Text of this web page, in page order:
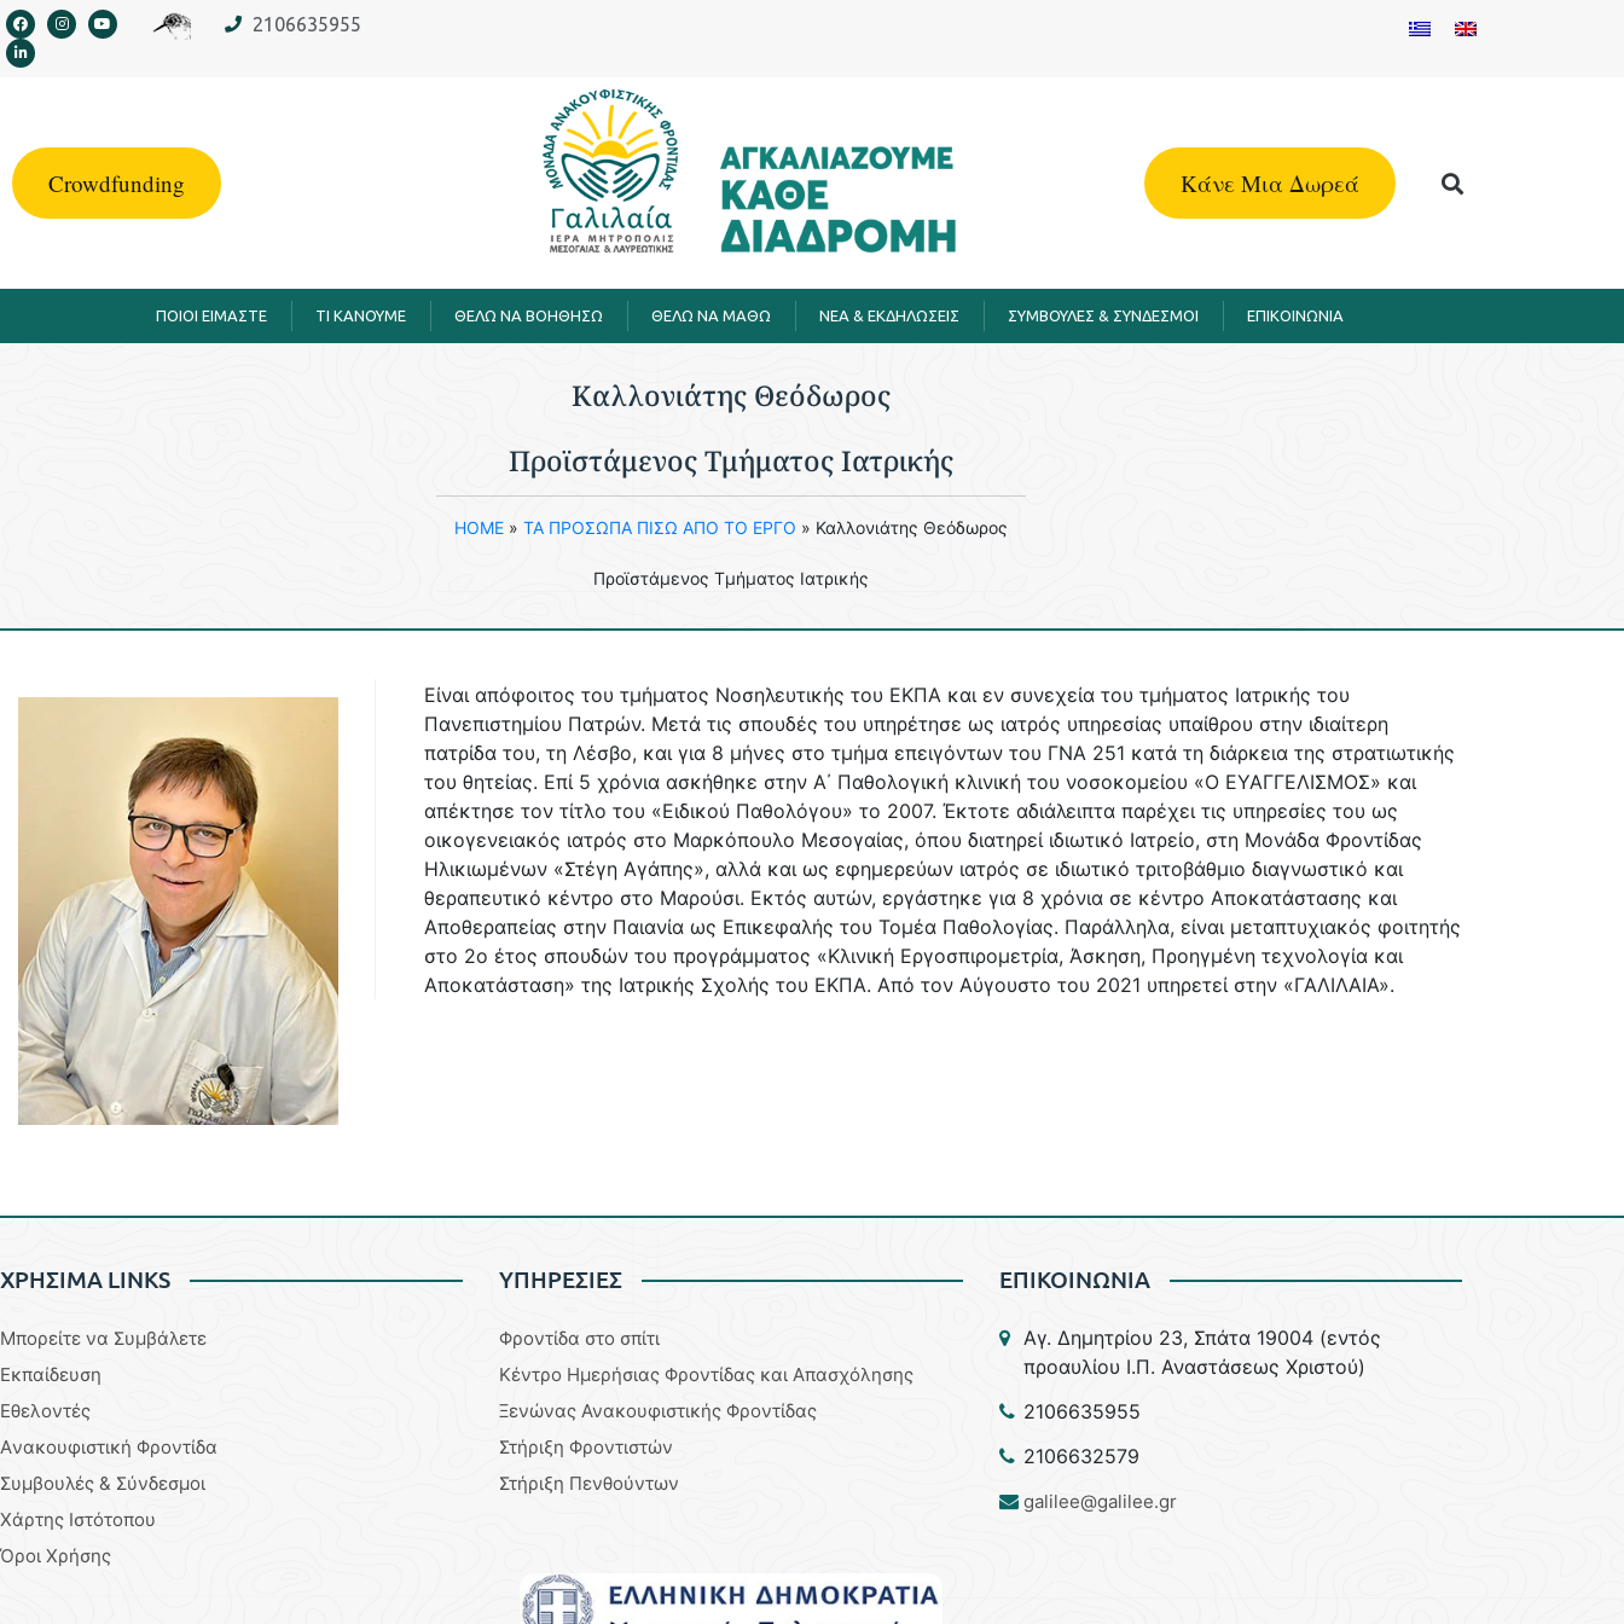
περιεχόμενο
2106635955
Crowdfunding Kάνε Μια Δωρεά
ΠΟΙΟΙ ΕΙΜΑΣΤΕ TI KANOYME ΘΕΛΩ ΝΑ ΒΟΗΘΗΣΩ ΘΕΛΩ ΝΑ ΜΑΘΩ ΝΕΑ & ΕΚΔΗΛΩΣΕΙΣ ΣΥΜΒΟΥΛΕΣ & ΣΥΝΔΕΣΜΟΙ EΠΙΚΟΙΝΩΝΙΑ
Καλλονιάτης Θεόδωρος
Προϊστάμενος Τμήματος Ιατρικής​
HOME » ΤΑ ΠΡΟΣΩΠΑ ΠΙΣΩ ΑΠΟ ΤΟ ΕΡΓΟ » Καλλονιάτης Θεόδωρος
Προϊστάμενος Τμήματος Ιατρικής​
Είναι απόφοιτος του τμήματος Νοσηλευτικής του ΕΚΠΑ και εν συνεχεία του τμήματος Ιατρικής του
Πανεπιστημίου Πατρών. Μετά τις σπουδές του υπηρέτησε ως ιατρός υπηρεσίας υπαίθρου στην ιδιαίτερη
πατρίδα του, τη Λέσβο, και για 8 μήνες στο τμήμα επειγόντων του ΓΝΑ 251 κατά τη διάρκεια της στρατιωτικής
του θητείας. Επί 5 χρόνια ασκήθηκε στην Α΄ Παθολογική κλινική του νοσοκομείου «Ο ΕΥΑΓΓΕΛΙΣΜΟΣ» και
απέκτησε τον τίτλο του «Ειδικού Παθολόγου» το 2007. Έκτοτε αδιάλειπτα παρέχει τις υπηρεσίες του ως
οικογενειακός ιατρός στο Μαρκόπουλο Μεσογαίας, όπου διατηρεί ιδιωτικό Ιατρείο, στη Μονάδα Φροντίδας
Ηλικιωμένων «Στέγη Αγάπης», αλλά και ως εφημερεύων ιατρός σε ιδιωτικό τριτοβάθμιο διαγνωστικό και
θεραπευτικό κέντρο στο Μαρούσι. Εκτός αυτών, εργάστηκε για 8 χρόνια σε κέντρο Αποκατάστασης και
Αποθεραπείας στην Παιανία ως Επικεφαλής του Τομέα Παθολογίας. Παράλληλα, είναι μεταπτυχιακός φοιτητής
στο 2ο έτος σπουδών του προγράμματος «Κλινική Εργοσπιρομετρία, Άσκηση, Προηγμένη τεχνολογία και
Αποκατάσταση» της Ιατρικής Σχολής του ΕΚΠΑ. Από τον Αύγουστο του 2021 υπηρετεί στην «ΓΑΛΙΛΑΙΑ».
ΧΡΗΣΙΜΑ LINKS
Μπορείτε να Συμβάλετε
Εκπαίδευση
Εθελοντές
Aνακουφιστική Φροντίδα
Συμβουλές & Σύνδεσμοι
Χάρτης Ιστότοπου
Όροι Χρήσης
YΠΗΡΕΣΙΕΣ
Φροντίδα στο σπίτι
Κέντρο Ημερήσιας Φροντίδας και Απασχόλησης
Ξενώνας Ανακουφιστικής Φροντίδας
Στήριξη Φροντιστών
Στήριξη Πενθούντων
ΕΠΙΚΟΙΝΩΝΙΑ
Aγ. Δημητρίου 23, Σπάτα 19004 (εντός
προαυλίου Ι.Π. Αναστάσεως Χριστού)
2106635955
2106632579
galilee@galilee.gr